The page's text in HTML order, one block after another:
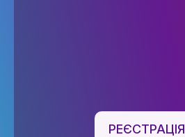
АБІТУРІЄНТУРЕЄСТРАЦІЯ